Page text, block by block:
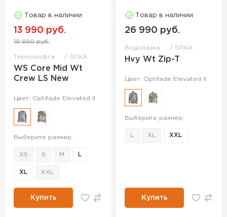
Товар в наличии
13 990 руб.
19 990 руб.
Термокофта SITKA
WS Core Mid Wt
Crew LS New
Цвет: Optifade Elevated II
Выберите размер:
XS S M L
XL XXL
Купить
Товар в наличии
26 990 руб.
Водолазка SITKA
Hvy Wt Zip-T
Цвет: Optifade Elevated II
Выберите размер:
XL XXL
Купить